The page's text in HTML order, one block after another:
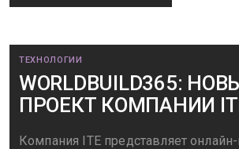
ТЕХНОЛОГИИ
WORLDBUILD365:
ПРОЕКТ КОМПАНИИ
Компания ITE представляет онлайн-